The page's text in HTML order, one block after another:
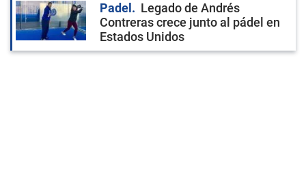
Padel
Legado de Andrés
Contreras crece junto al pádel en
Estados Unidos